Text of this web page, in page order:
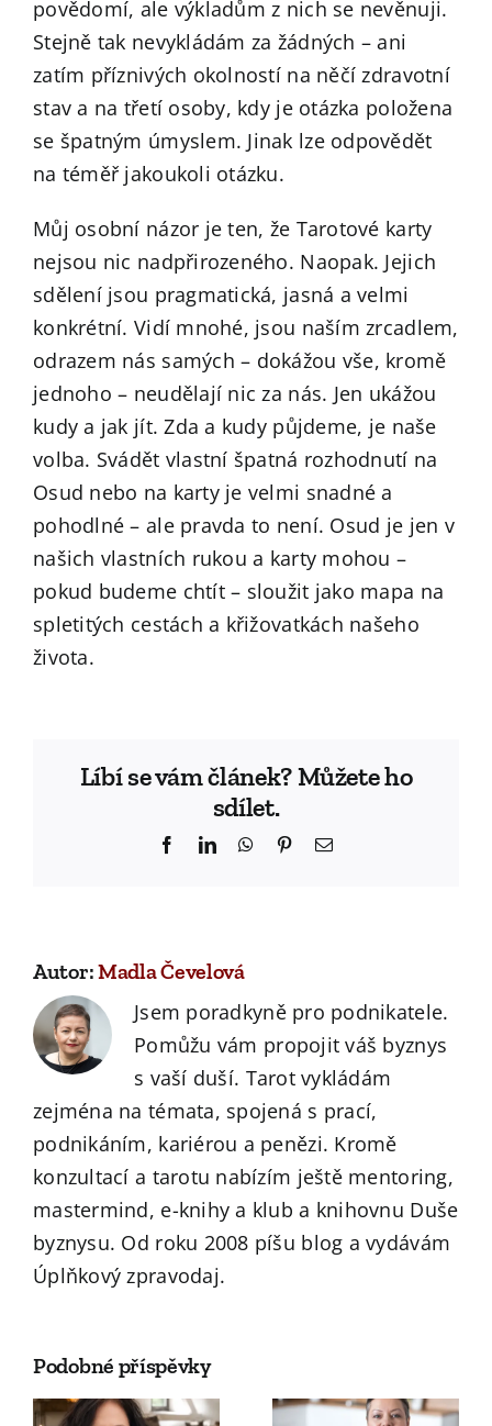
povědomí, ale výkladům z nich se nevěnuji.
Stejně tak nevykládám za žádných – ani
zatím příznivých okolností na něčí zdravotní
stav a na třetí osoby, kdy je otázka položena
se špatným úmyslem. Jinak lze odpovědět
na téměř jakoukoli otázku.
Můj osobní názor je ten, že Tarotové karty
nejsou nic nadpřirozeného. Naopak. Jejich
sdělení jsou pragmatická, jasná a velmi
konkrétní. Vidí mnohé, jsou naším zrcadlem,
odrazem nás samých – dokážou vše, kromě
jednoho – neudělají nic za nás. Jen ukážou
kudy a jak jít. Zda a kudy půjdeme, je naše
volba. Svádět vlastní špatná rozhodnutí na
Osud nebo na karty je velmi snadné a
pohodlné – ale pravda to není. Osud je jen v
našich vlastních rukou a karty mohou –
pokud budeme chtít – sloužit jako mapa na
spletitých cestách a křižovatkách našeho
života.
Líbí se vám článek? Můžete ho
sdílet.
FacebookLinkedInWhatsApp
PinterestEmail
Autor:Madla Čevelová
Jsem poradkyně pro podnikatele.
Pomůžu vám propojit váš byznys
s vaší duší. Tarot vykládám
zejména na témata, spojená s prací,
podnikáním, kariérou a penězi. Kromě
konzultací a tarotu nabízím ještě mentoring,
mastermind, e-knihy a klub a knihovnu Duše
byznysu. Od roku 2008 píšu blog a vydávám
Úplňkový zpravodaj.
Podobné příspěvky